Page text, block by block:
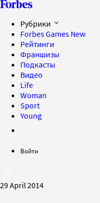
Рубрики
Forbes Games New
Рейтинги
Франшизы
Подкасты
Видео
Life
Woman
Sport
Young
Войти
29 April 2014